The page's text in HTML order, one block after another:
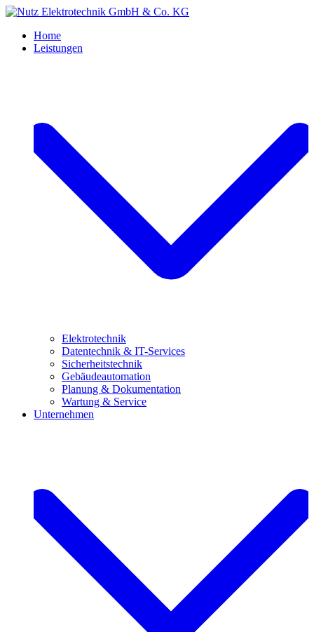
Home
Leistungen
Elektrotechnik
Datentechnik & IT-Services
Sicherheitstechnik
Gebäudeautomation
Planung & Dokumentation
Wartung & Service
Unternehmen